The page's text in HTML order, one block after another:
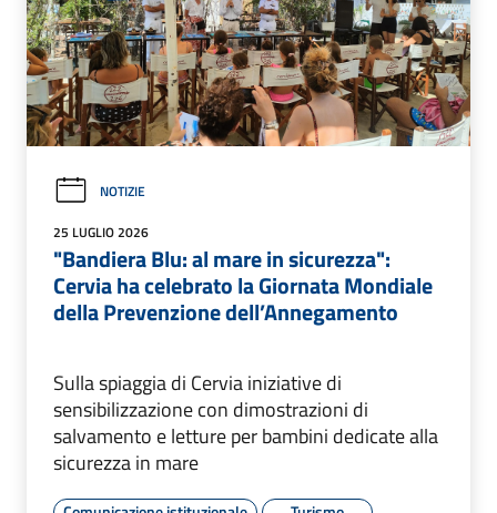
NOTIZIE
25 LUGLIO 2026
"Bandiera Blu: al mare in sicurezza":
Cervia ha celebrato la Giornata Mondiale
della Prevenzione dell’Annegamento
Sulla spiaggia di Cervia iniziative di
sensibilizzazione con dimostrazioni di
salvamento e letture per bambini dedicate alla
sicurezza in mare